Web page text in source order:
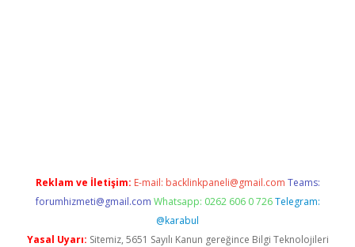
Reklam ve İletişim: E-mail: backlinkpaneli@gmail.com Teams:
forumhizmeti@gmail.com Whatsapp: 0262 606 0 726 Telegram:
@karabul
Yasal Uyarı: Sitemiz, 5651 Sayılı Kanun gereğince Bilgi Teknolojileri